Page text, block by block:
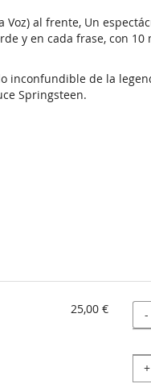
al frente, Un
y en cada frase, con
inconfundible de la
Springsteen.
25,00 € -
+